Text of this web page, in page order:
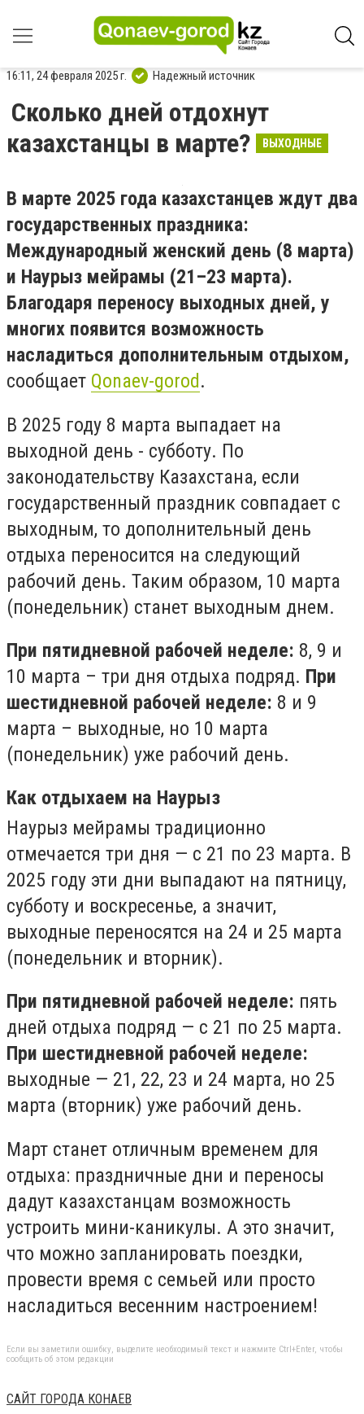
16:11, 24 февраля 2025 г. Надежный источник
Сколько дней отдохнут
казахстанцы в марте?
ВЫХОДНЫЕ
В марте 2025 года казахстанцев ждут два
государственных праздника:
Международный женский день (8 марта)
и Наурыз мейрамы (21–23 марта).
Благодаря переносу выходных дней, у
многих появится возможность
насладиться дополнительным отдыхом,
сообщает Qonaev-gorod.
В 2025 году 8 марта выпадает на
выходной день - субботу. По
законодательству Казахстана, если
государственный праздник совпадает с
выходным, то дополнительный день
отдыха переносится на следующий
рабочий день. Таким образом, 10 марта
(понедельник) станет выходным днем.
При пятидневной рабочей неделе: 8, 9 и
10 марта – три дня отдыха подряд. При
шестидневной рабочей неделе: 8 и 9
марта – выходные, но 10 марта
(понедельник) уже рабочий день.
Как отдыхаем на Наурыз
Наурыз мейрамы традиционно
отмечается три дня — с 21 по 23 марта. В
2025 году эти дни выпадают на пятницу,
субботу и воскресенье, а значит,
выходные переносятся на 24 и 25 марта
(понедельник и вторник).
При пятидневной рабочей неделе: пять
дней отдыха подряд — с 21 по 25 марта.
При шестидневной рабочей неделе:
выходные — 21, 22, 23 и 24 марта, но 25
марта (вторник) уже рабочий день.
Март станет отличным временем для
отдыха: праздничные дни и переносы
дадут казахстанцам возможность
устроить мини-каникулы. А это значит,
что можно запланировать поездки,
провести время с семьей или просто
насладиться весенним настроением!
Если вы заметили ошибку, выделите необходимый текст и нажмите Ctrl+Enter, чтобы
сообщить об этом редакции
САЙТ ГОРОДА КОНАЕВ